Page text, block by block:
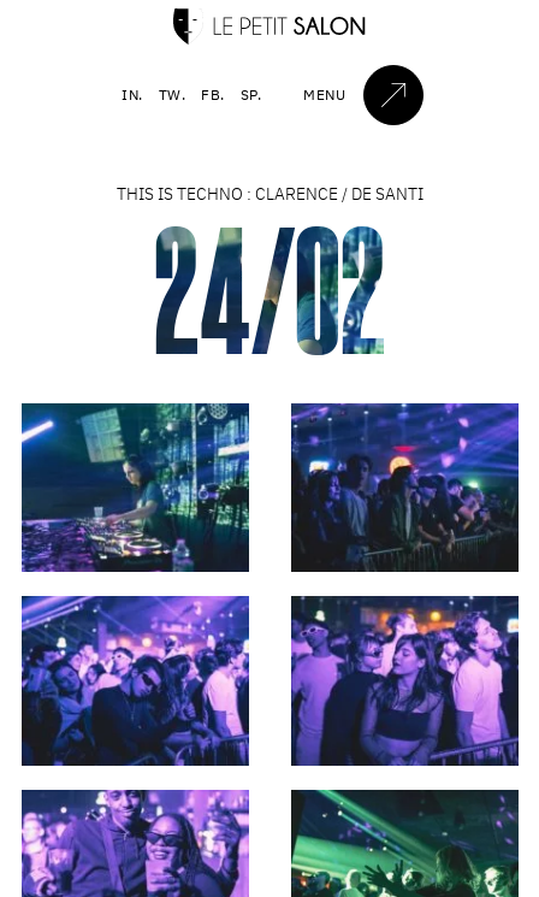
IN. TW. FB. SP. MENU
THIS IS TECHNO : CLARENCE / DE SANTI
24/02